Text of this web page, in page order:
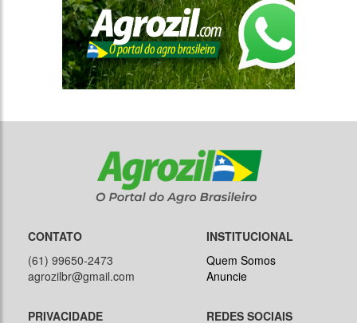
CONTATO
(61) 99650-2473
agrozilbr@gmail.com
INSTITUCIONAL
Quem Somos
Anuncie
PRIVACIDADE REDES SOCIAIS